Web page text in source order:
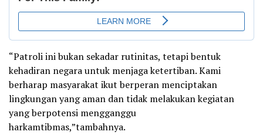
“Patroli ini bukan sekadar rutinitas, tetapi bentuk
kehadiran negara untuk menjaga ketertiban. Kami
berharap masyarakat ikut berperan menciptakan
lingkungan yang aman dan tidak melakukan kegiatan
yang berpotensi mengganggu
harkamtibmas,”tambahnya.